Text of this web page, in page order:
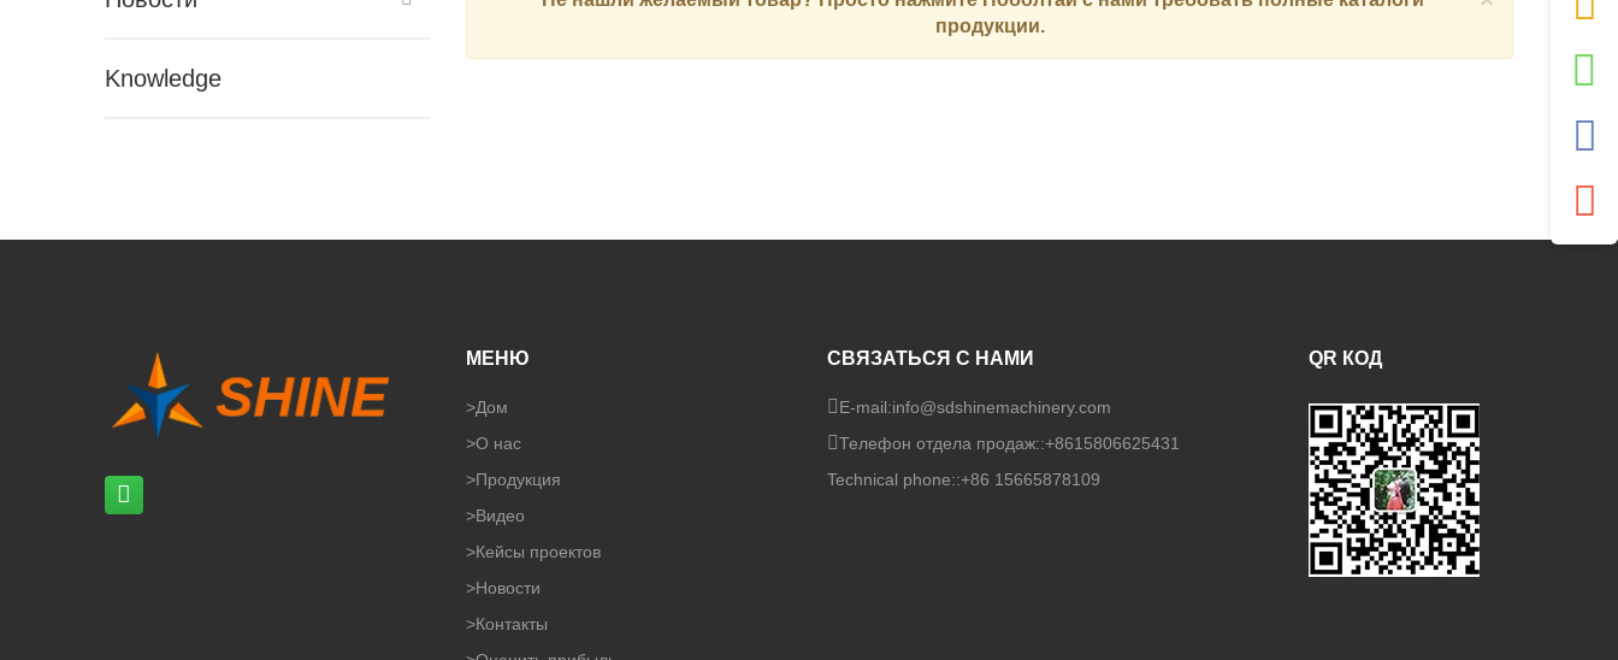
Knowledge
продукции.
МЕНЮ
>Дом
>О нас
>Продукция
>Видео
>Кейсы проектов
>Новости
>Контакты
СВЯЗАТЬСЯ С НАМИ
E-mail:info@sdshinemachinery.com
Телефон отдела продаж::+8615806625431
Technical phone::+86 15665878109
QR КОД